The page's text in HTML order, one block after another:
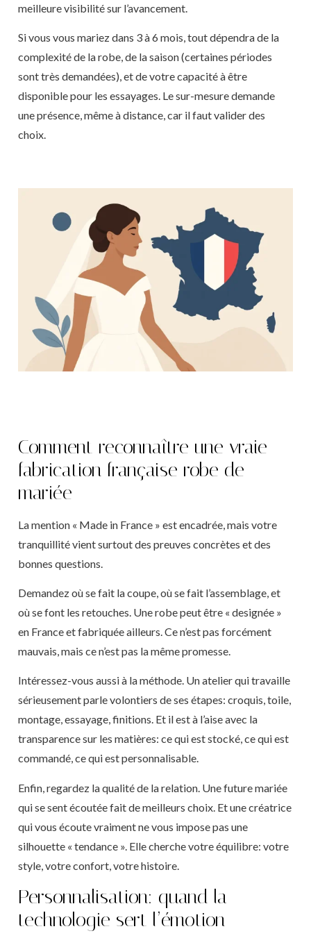
meilleure visibilité sur l’avancement.
Si vous vous mariez dans 3 à 6 mois, tout dépendra de la
complexité de la robe, de la saison (certaines périodes
sont très demandées), et de votre capacité à être
disponible pour les essayages. Le sur-mesure demande
une présence, même à distance, car il faut valider des
choix.
Comment reconnaître une vraie
fabrication française robe de
mariée
La mention « Made in France » est encadrée, mais votre
tranquillité vient surtout des preuves concrètes et des
bonnes questions.
Demandez où se fait la coupe, où se fait l’assemblage, et
où se font les retouches. Une robe peut être « designée »
en France et fabriquée ailleurs. Ce n’est pas forcément
mauvais, mais ce n’est pas la même promesse.
Intéressez-vous aussi à la méthode. Un atelier qui travaille
sérieusement parle volontiers de ses étapes: croquis, toile,
montage, essayage, finitions. Et il est à l’aise avec la
transparence sur les matières: ce qui est stocké, ce qui est
commandé, ce qui est personnalisable.
Enfin, regardez la qualité de la relation. Une future mariée
qui se sent écoutée fait de meilleurs choix. Et une créatrice
qui vous écoute vraiment ne vous impose pas une
silhouette « tendance ». Elle cherche votre équilibre: votre
style, votre confort, votre histoire.
Personnalisation: quand la
technologie sert l’émotion